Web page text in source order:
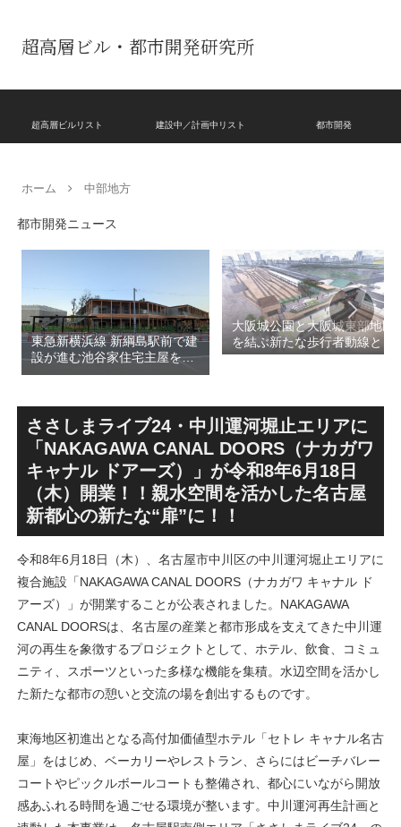
超高層ビル・都市開発研究所
超高層ビルリスト 建設中／計画中リスト 都市開発
ホーム 中部地方
都市開発ニュース
東急新横浜線 新綱島駅前で建
設が進む池谷家住宅主屋を活
用した「新綱島MICCA」！！
による新たな駅前拠点が2026
年秋誕生へ！！
大阪城公園と大阪城東部地区
を結ぶ新たな歩行者動線とな
る「大阪城公園接続デッ
表！！
ささしまライブ24・中川運河堀止エリアに
「NAKAGAWA CANAL DOORS（ナカガワ
キャナル ドアーズ）」が令和8年6月18日
（木）開業！！親水空間を活かした名古屋
新都心の新たな“扉”に！！
令和8年6月18日（木）、名古屋市中川区の中川運河堀止エリアに
複合施設「NAKAGAWA CANAL DOORS（ナカガワ キャナル ド
アーズ）」が開業することが公表されました。NAKAGAWA
CANAL DOORSは、名古屋の産業と都市形成を支えてきた中川運
河の再生を象徴するプロジェクトとして、ホテル、飲食、コミュ
ニティ、スポーツといった多様な機能を集積。水辺空間を活かし
た新たな都市の憩いと交流の場を創出するものです。
東海地区初進出となる高付加価値型ホテル「セトレ キャナル名古
屋」をはじめ、ベーカリーやレストラン、さらにはビーチバレー
コートやピックルボールコートも整備され、都心にいながら開放
感あふれる時間を過ごせる環境が整います。中川運河再生計画と